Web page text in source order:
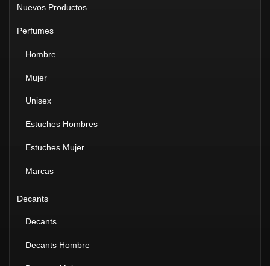
Nuevos Productos
Perfumes
Hombre
Mujer
Unisex
Estuches Hombres
Estuches Mujer
Marcas
Decants
Decants
Decants Hombre